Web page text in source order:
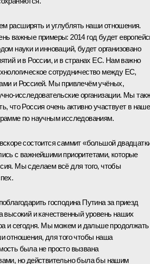
расширять и углублять наши отношения.
важные примеры: 2014 год будет
науки и инноваций, будет организовано
и в России, и в странах ЕС. Нам важно
сотрудничество между ЕС,
и Россией. Мы привлечём учёных,
исследовательские организации. Мы
что Россия очень активно участвует в
по научным исследованиям.
состоится саммит «большой
с важнейшими приоритетами, которые
Мы сделаем всё для того, чтобы
господина Путина за приезд
высокий и качественный уровень наших
и сегодня. Мы можем и дальше продолжать
отношения, для того чтобы наша
была не просто вызвана
но действительно была бы нашим